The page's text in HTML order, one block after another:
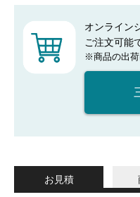
オンライン
ご注文可能
※商品の出荷
お見積